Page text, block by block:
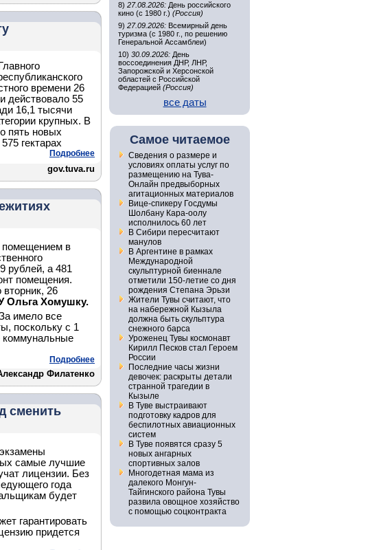
времени 26
действовало 55
16,1 тысячи
крупных. В
пять новых
гектарах
Подробнее
gov.tuva.ru
помещением в
рублей, а 481
помещения.
26
Ольга Хомушку.
имело все
поскольку с 1
коммунальные
Подробнее
Филатенко
сменить
самые лучшие
лицензии. Без
года
будет
гарантировать
придется
8) 27.08.2026: День российского
кино (с 1980 г.) (Россия)
9) 27.09.2026: Всемирный день
туризма (с 1980 г., по решению
Генеральной Ассамблеи)
10) 30.09.2026: День
воссоединения ДНР, ЛНР,
Запорожской и Херсонской
областей с Российской
Федерацией (Россия)
все даты
Самое читаемое
Сведения о размере и
условиях оплаты услуг по
размещению на Тува-
Онлайн предвыборных
агитационных материалов
Вице-спикеру Госдумы
Шолбану Кара-оолу
исполнилось 60 лет
В Сибири пересчитают
манулов
В Аргентине в рамках
Международной
скульптурной биеннале
отметили 150-летие со дня
рождения Степана Эрьзи
Жители Тувы считают, что
на набережной Кызыла
должна быть скульптура
снежного барса
Уроженец Тувы космонавт
Кирилл Песков стал Героем
России
Последние часы жизни
девочек: раскрыты детали
странной трагедии в
Кызыле
В Туве выстраивают
подготовку кадров для
беспилотных авиационных
систем
В Туве появятся сразу 5
новых ангарных
спортивных залов
Многодетная мама из
далекого Монгун-
Тайгинского района Тувы
развила овощное хозяйство
с помощью соцконтракта